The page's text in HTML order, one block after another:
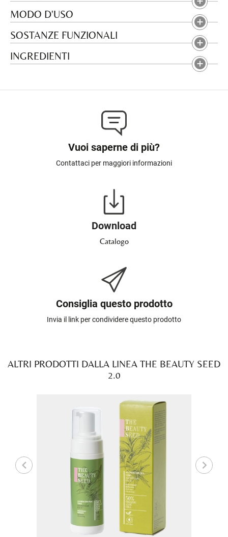
MODO D'USO
SOSTANZE FUNZIONALI
INGREDIENTI
Vuoi saperne di più?
Contattaci per maggiori informazioni
Download
Catalogo
Consiglia questo prodotto
Invia il link per condividere questo prodotto
ALTRI PRODOTTI DALLA LINEA THE BEAUTY SEED
2.0